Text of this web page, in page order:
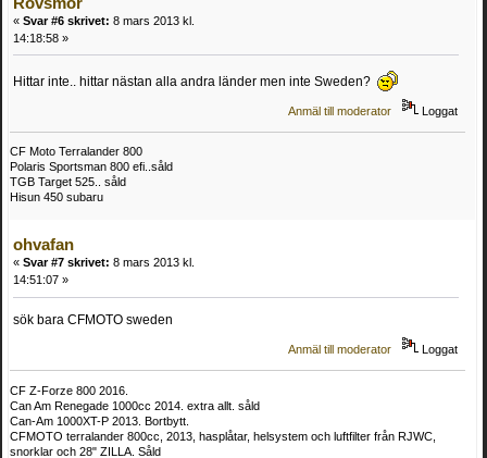
« Svar #6 skrivet: 8 mars 2013 kl.
14:18:58 »
Hittar inte.. hittar nästan alla andra länder men inte Sweden?
Anmäl till moderator Loggat
CF Moto Terralander 800
Polaris Sportsman 800 efi..såld
TGB Target 525.. såld
Hisun 450 subaru
ohvafan
« Svar #7 skrivet: 8 mars 2013 kl.
14:51:07 »
sök bara CFMOTO sweden
Anmäl till moderator Loggat
CF Z-Forze 800 2016.
Can Am Renegade 1000cc 2014. extra allt. såld
Can-Am 1000XT-P 2013. Bortbytt.
CFMOTO terralander 800cc, 2013, hasplåtar, helsystem och luftfilter från RJWC,
snorklar och 28" ZILLA. Såld